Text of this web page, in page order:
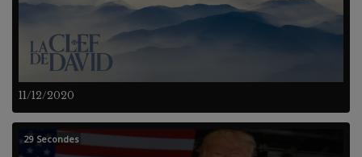
11/12/2020
29 Secondes